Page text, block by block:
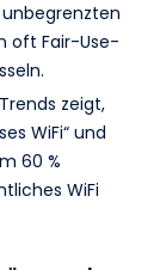
oft Fair-Use-
zeigt,
WiFi“ und
60 %
WiFi